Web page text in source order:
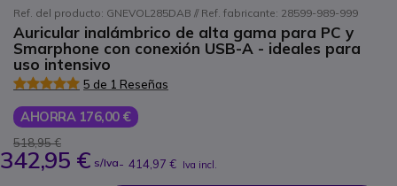
Ref. del producto: GNEVOL285DAB // Ref. fabricante: 28599-989-999
Auricular inalámbrico de alta gama para PC y
Smarphone con conexión USB-A - ideales para
uso intensivo
5 de 1 Reseñas
AHORRA 176,00 €
518,95 €
342,95 € s/Iva- 414,97 € Iva incl.